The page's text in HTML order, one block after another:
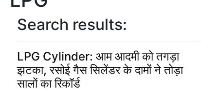
Search results:
LPG Cylinder: आम आदमी को तगड़ा
झटका, रसोई गैस सिलेंडर के दामों ने तोड़ा
सालों का रिकॉर्ड